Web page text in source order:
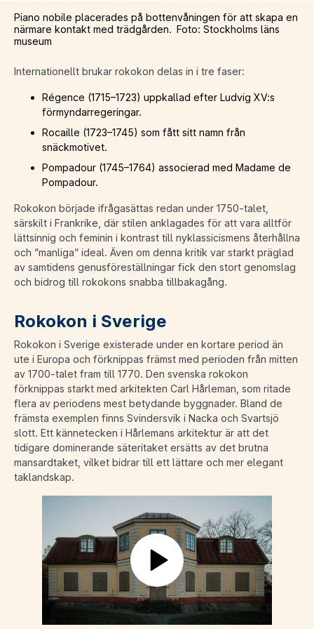
Piano nobile placerades på bottenvåningen för att skapa en
närmare kontakt med trädgården. Foto: Stockholms läns
museum
Internationellt brukar rokokon delas in i tre faser:
Régence (1715–1723) uppkallad efter Ludvig XV:s
förmyndarregeringar.
Rocaille (1723–1745) som fått sitt namn från
snäckmotivet.
Pompadour (1745–1764) associerad med Madame de
Pompadour.
Rokokon började ifrågasättas redan under 1750-talet,
särskilt i Frankrike, där stilen anklagades för att vara alltför
lättsinnig och feminin i kontrast till nyklassicismens återhållna
och ”manliga” ideal. Även om denna kritik var starkt präglad
av samtidens genusföreställningar fick den stort genomslag
och bidrog till rokokons snabba tillbakagång.
Rokokon i Sverige
Rokokon i Sverige existerade under en kortare period än
ute i Europa och förknippas främst med perioden från mitten
av 1700-talet fram till 1770. Den svenska rokokon
förknippas starkt med arkitekten Carl Hårleman, som ritade
flera av periodens mest betydande byggnader. Bland de
främsta exemplen finns Svindersvik i Nacka och Svartsjö
slott. Ett kännetecken i Hårlemans arkitektur är att det
tidigare dominerande säteritaket ersätts av det brutna
mansardtaket, vilket bidrar till ett lättare och mer elegant
taklandskap.
Play